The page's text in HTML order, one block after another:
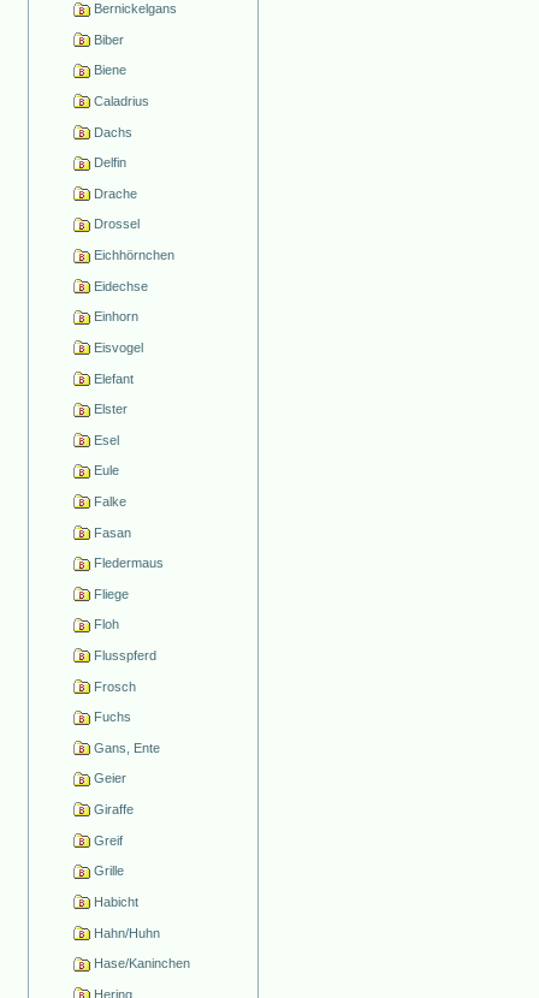
Bernickelgans
Biber
Biene
Caladrius
Dachs
Delfin
Drache
Drossel
Eichhörnchen
Eidechse
Einhorn
Eisvogel
Elefant
Elster
Esel
Eule
Falke
Fasan
Fledermaus
Fliege
Floh
Flusspferd
Frosch
Fuchs
Gans, Ente
Geier
Giraffe
Greif
Grille
Habicht
Hahn/Huhn
Hase/Kaninchen
Hering